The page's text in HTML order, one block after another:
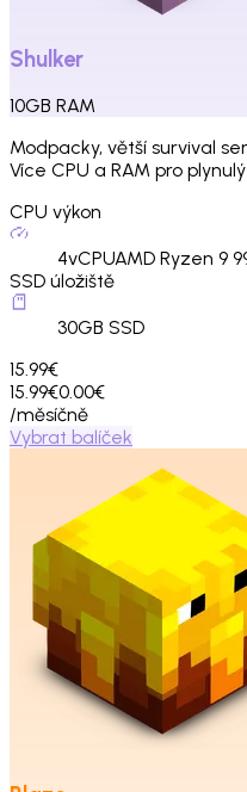
Shulker
10GB RAM
Modpacky, větší survival
Více CPU a RAM pro
CPU výkon
4vCPUAMD Ryzen 9
SSD úložiště
30GB SSD
15.99€
15.99€0.00€
/měsíčně
Vybrat balíček